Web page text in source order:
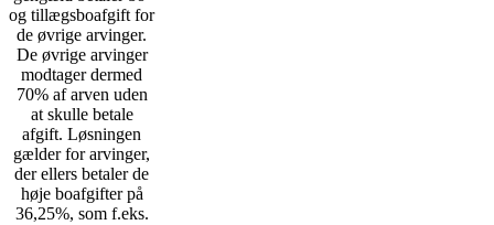
og tillægsboafgift for
de øvrige arvinger.
De øvrige arvinger
modtager dermed
70% af arven uden
at skulle betale
afgift. Løsningen
gælder for arvinger,
der ellers betaler de
høje boafgifter på
36,25%, som f.eks.